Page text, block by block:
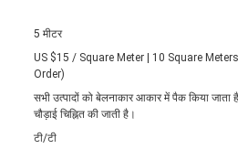
5 मीटर
US $15 / Square Meter | 10 Square
Order)
सभी उत्पादों को बेलनाकार आकार में पैक किया जाता
चौड़ाई चिह्नित की जाती है।
टी/टी